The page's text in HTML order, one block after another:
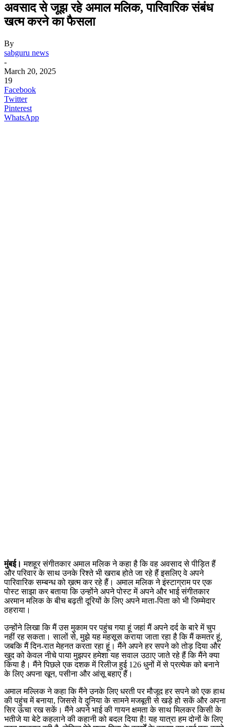
अवसाद से जूझ रहे अमाल मलिक, पारिवारिक संबंध
खत्म करने का फैसला
By
sabguru news
-
March 20, 2025
19
Facebook
Twitter
Pinterest
WhatsApp
मुंबई। मशहूर संगीतकार अमाल मलिक ने कहा है कि वह अवसाद से पीड़ित हैं
और परिवार के साथ उनके रिश्ते भी खराब होते जा रहे हैं इसलिए वे अपने
पारिवारिक सम्बन्ध को ख़त्म कर रहे हैं। अमाल मलिक ने इंस्टाग्राम पर एक
पोस्ट साझा कर बताया कि उन्होंने अपने पोस्ट में अपने और भाई संगीतकार
अरमान मलिक के बीच बढ़ती दूरियों के लिए अपने माता-पिता को भी जिम्मेदार
ठहराया।
उन्होंने लिखा कि मैं उस मुकाम पर पहुंच गया हूं जहां मैं अपने दर्द के बारे में चुप
नहीं रह सकता। सालों से, मुझे यह महसूस कराया जाता रहा है कि मैं कमतर हूं,
जबकि मैं दिन-रात मेहनत करता रहा हूं। मैंने अपने हर सपने को तोड़ दिया और
खुद को केवल नीचे पाया मुझपर हमेशा यह सवाल उठाए जाते रहे हैं कि मैंने क्या
किया है। मैंने पिछले एक दशक में रिलीज हुई 126 धुनों में से प्रत्येक को बनाने
के लिए अपना खून, पसीना और आंसू बहाए हैं।
अमाल मल्लिक ने कहा कि मैंने उनके लिए धरती पर मौजूद हर सपने को एक हाथ
की पहुंच में बनाया, जिससे वे दुनिया के सामने मजबूती से खड़े हो सकें और अपना
सिर ऊंचा रख सकें। मैंने अपने भाई की गायन क्षमता के साथ मिलकर किसी के
भतीजे या बेटे कहलाने की कहानी को बदल दिया है! यह यात्रा हम दोनों के लिए